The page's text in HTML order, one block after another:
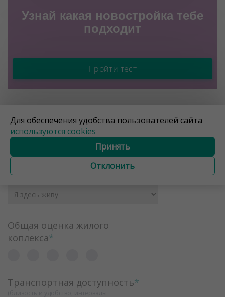
Узнай какая новостройка тебе
подходит
Пройти тест
ОЦЕНИТЕ ЖД НА УЛ. Ю.
СЕМЕНЯКО
АВТОРИЗАЦИЯ
Выберите Ваш статус*
Общая оценка жилого
коплекса*
Транспортная доступность*
Для обеспечения удобства пользователей сайта
используются cookies
Принять
Отклонить